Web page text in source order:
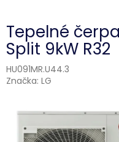
Tepelné
Split 9kW R32
HU091MR.U44.3
Značka: LG